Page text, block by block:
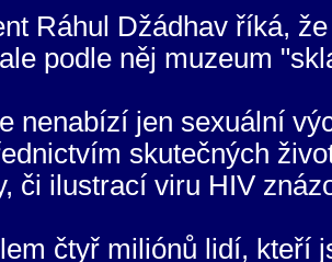
Ráhul Džádhav říká,
podle něj muzeum
nenabízí jen sexuální
skutečných
či ilustrací viru HIV
čtyř miliónů lidí, kteří